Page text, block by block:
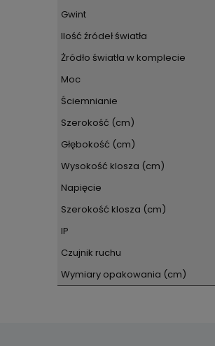
Gwint
Ilość źródeł światła
Żródło światła w komplecie
Moc
Ściemnianie
Szerokość (cm)
Głębokość (cm)
Wysokość klosza (cm)
Napięcie
Szerokość klosza (cm)
IP
Czujnik ruchu
Wymiary opakowania (cm)